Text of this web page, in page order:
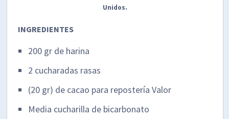
Unidos.
INGREDIENTES
200 gr de harina
2 cucharadas rasas
(20 gr) de cacao para repostería Valor
Media cucharilla de bicarbonato